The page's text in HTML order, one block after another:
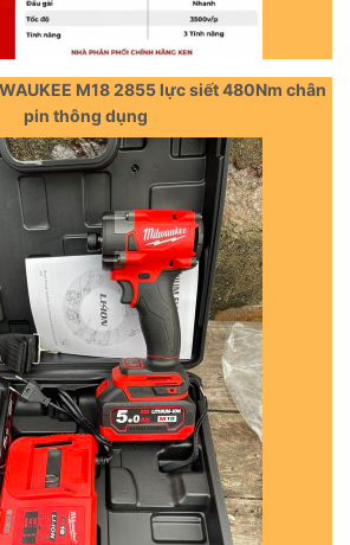
M18 2855 lực siết 480Nm chân
pin thông dụng